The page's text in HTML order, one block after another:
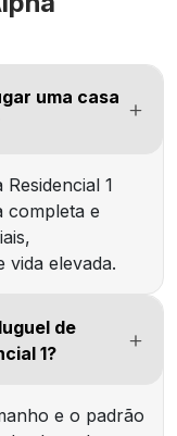
uma casa
1
completa e
vida elevada.
de
1?
e o padrão